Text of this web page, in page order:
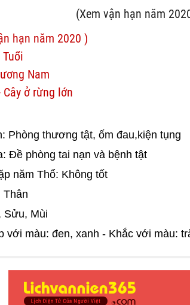
(Xem vận hạn năm
hạn năm 2020 )
Nam
ở rừng lớn
Phòng thương tật, ốm đau,kiện tụng
Đề phòng tai nạn và bệnh tật
năm Thổ: Không tốt
Thân
Sửu, Mùi
với màu: đen, xanh - Khắc với màu: